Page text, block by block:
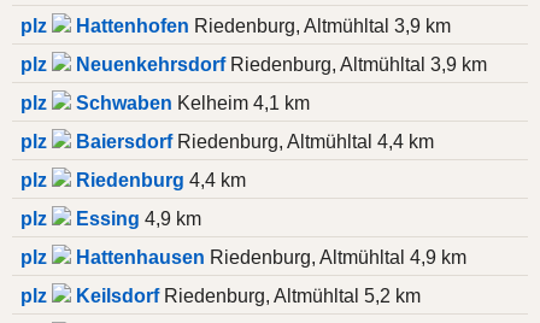
plz
Hattenhofen Riedenburg, Altmühltal 3,9 km
plz
NeuenkehrsdorfRiedenburg, Altmühltal 3,9 km
plz
Schwaben Kelheim 4,1 km
plz
BaiersdorfRiedenburg, Altmühltal 4,4 km
plz
Riedenburg 4,4 km
plz
Essing 4,9 km
plz
Hattenhausen Riedenburg, Altmühltal 4,9 km
plz
KeilsdorfRiedenburg, Altmühltal 5,2 km